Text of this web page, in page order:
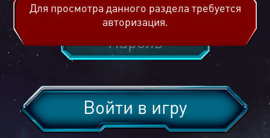
Войти в игру
Для просмотра данного раздела требуется
авторизация.